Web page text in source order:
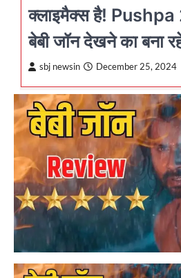
क्लाइमैक्स है! Pushpa
बेबी जॉन देखने का बना
sbj newsin December 25, 2024